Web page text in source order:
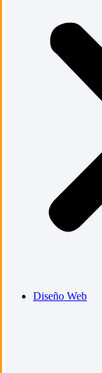
Diseño Web